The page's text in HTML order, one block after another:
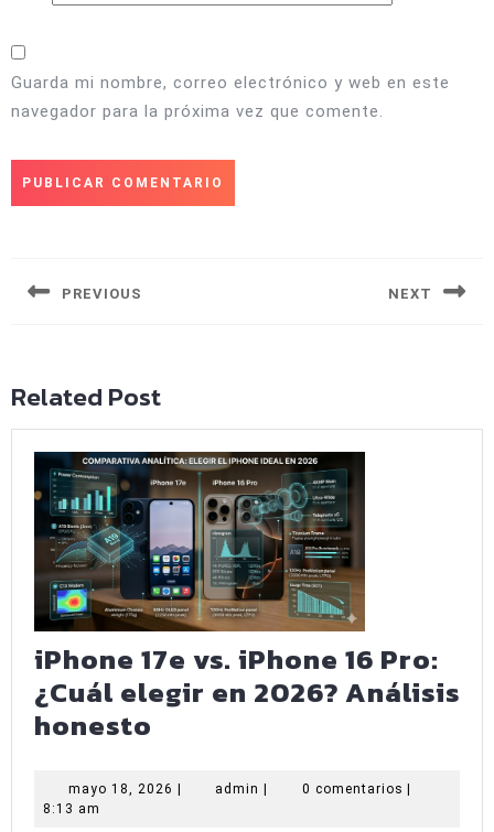
Guarda mi nombre, correo electrónico y web en este
navegador para la próxima vez que comente.
entradas
PREVIOUS NEXT
Related Post
iPhone 17e vs. iPhone 16 Pro:
¿Cuál elegir en 2026? Análisis
honesto
vs.
mayo 18, 2026 mayo
admin admin0 comentarios
8:13 am